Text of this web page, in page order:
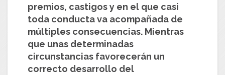
premios, castigos y en el que casi
toda conducta va acompañada de
múltiples consecuencias. Mientras
que unas determinadas
circunstancias favorecerán un
correcto desarrollo del